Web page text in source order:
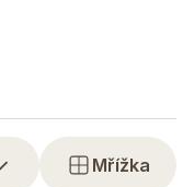
Mřížka